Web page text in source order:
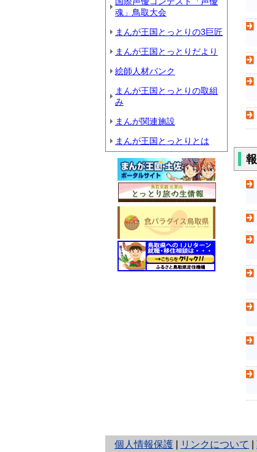
魂」鳥取大会
まんが王国とっとりの3巨匠
まんが王国とっとりだより
絵師人材バンク
まんが王国とっとりの取組
み
まんが関連施設
まんが王国とっとりとは
個人情報保護
と
リンクについて